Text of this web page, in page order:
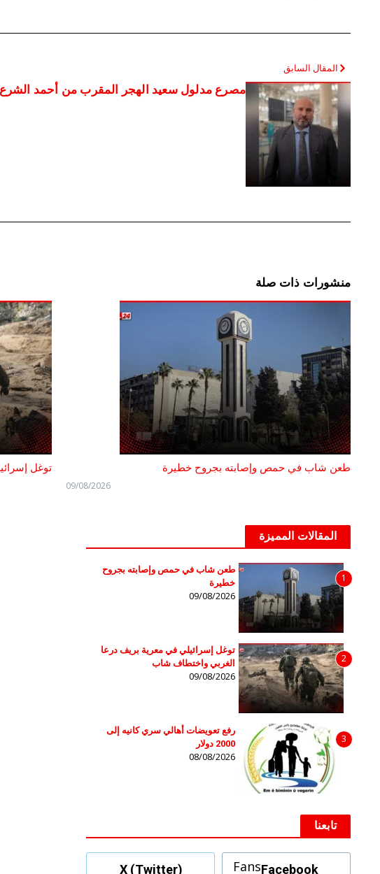
المقال السابق
مصرع مدلول سعيد الهجر المقرب من أحمد
منشورات ذات صلة
طعن شاب في حمص وإصابته بجروح خطيرة
09/08/2026
توغل
المقالات المميزة
1
طعن شاب في حمص وإصابته بجروح
خطيرة
09/08/2026
2
توغل إسرائيلي في معرية بريف درعا
الغربي واختطاف شاب
09/08/2026
3
رفع تعويضات أهالي سري كانيه إلى
2000 دولار
08/08/2026
تابعنا
Facebook
Fans
X (Twitter)